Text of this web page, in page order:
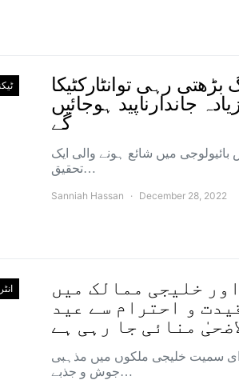
بڑھتی رہی توانٹارکٹیکا
جاندارناپید ہوجائیں
گے
بائیولوجی میں شائع ہونے والی ایک
تحقیق…
Sanniah Hassan December 28, 2022
خلیجی ممالک میں
و احترام سے عید
منائی جا رہی ہے
سمیت خلیجی ملکوں میں مذہبی
جوش و جذبے…